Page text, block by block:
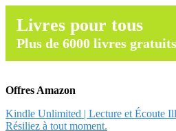
Livres pour tous
Plus de 6000 livres
Offres Amazon
Kindle Unlimited | Lecture et Écoute
Résiliez à tout moment.